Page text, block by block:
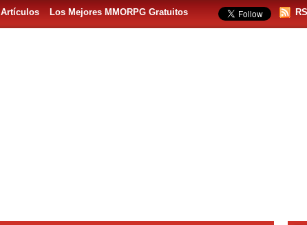
Artículos Los Mejores MMORPG Gratuitos